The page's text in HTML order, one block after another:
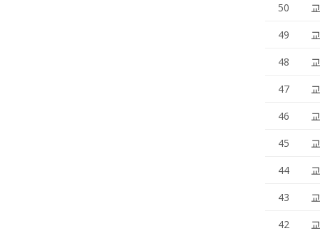
50
49
48
47
46
45
44
43
42